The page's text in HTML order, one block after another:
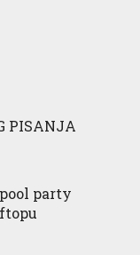
PISANJA
party